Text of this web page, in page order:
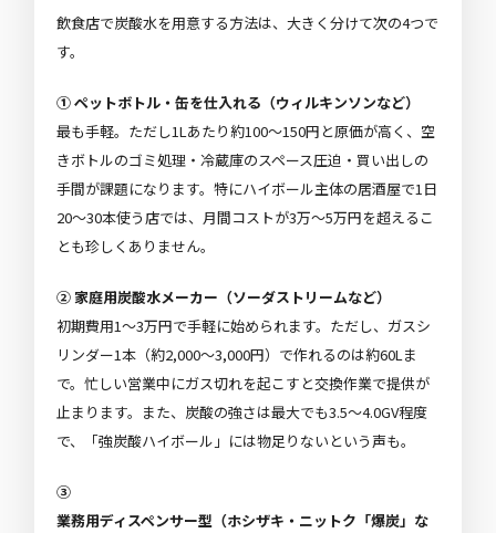
飲食店で炭酸水を用意する方法は、大きく分けて次の4つで
す。
① ペットボトル・缶を仕入れる（ウィルキンソンなど）
最も手軽。ただし1Lあたり約100〜150円と原価が高く、空
きボトルのゴミ処理・冷蔵庫のスペース圧迫・買い出しの
手間が課題になります。特にハイボール主体の居酒屋で1日
20〜30本使う店では、月間コストが3万〜5万円を超えるこ
とも珍しくありません。
② 家庭用炭酸水メーカー（ソーダストリームなど）
初期費用1〜3万円で手軽に始められます。ただし、ガスシ
リンダー1本（約2,000〜3,000円）で作れるのは約60Lま
で。忙しい営業中にガス切れを起こすと交換作業で提供が
止まります。また、炭酸の強さは最大でも3.5〜4.0GV程度
で、「強炭酸ハイボール」には物足りないという声も。
③
業務用ディスペンサー型（ホシザキ・ニットク「爆炭」な